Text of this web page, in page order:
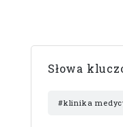
Słowa
#klinika